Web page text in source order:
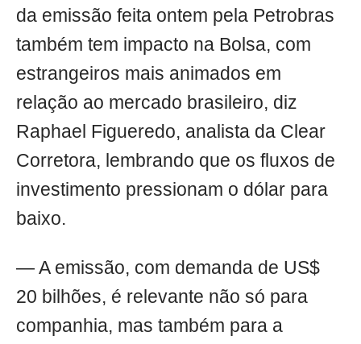
da emissão feita ontem pela Petrobras
também tem impacto na Bolsa, com
estrangeiros mais animados em
relação ao mercado brasileiro, diz
Raphael Figueredo, analista da Clear
Corretora, lembrando que os fluxos de
investimento pressionam o dólar para
baixo.
— A emissão, com demanda de US$
20 bilhões, é relevante não só para
companhia, mas também para a